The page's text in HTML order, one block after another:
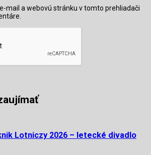
mail a webovú stránku v tomto prehliadači
Lotniczy 2026 – letecké divadlo